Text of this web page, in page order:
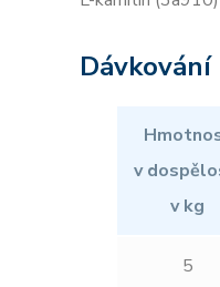
Dávkování
v
v kg
5